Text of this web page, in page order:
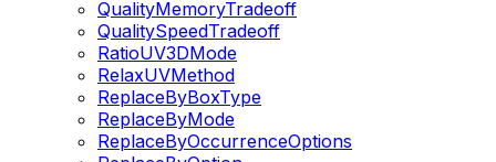
QualityMemoryTradeoff
QualitySpeedTradeoff
RatioUV3DMode
RelaxUVMethod
ReplaceByBoxType
ReplaceByMode
ReplaceByOccurrenceOptions